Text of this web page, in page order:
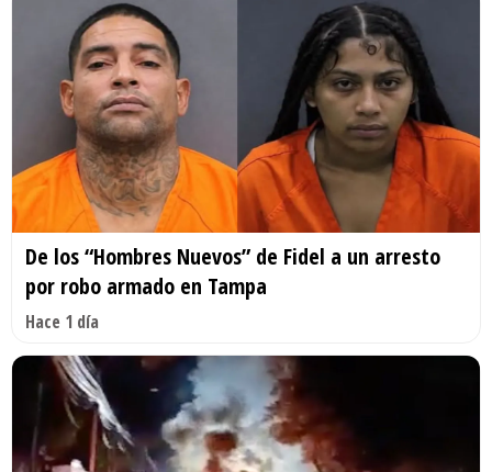
De los “Hombres Nuevos” de Fidel a un arresto
por robo armado en Tampa
Hace 1 día